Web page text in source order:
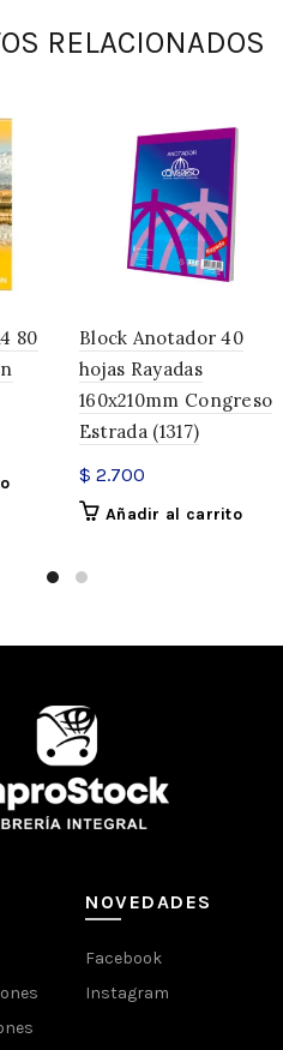
Compartir
RELACIONADOS
80
Block Anotador 40
hojas Rayadas
160x210mm Congreso
Estrada (1317)
$ 2.700
Añadir al carrito
NOVEDADES
Facebook
Instagram